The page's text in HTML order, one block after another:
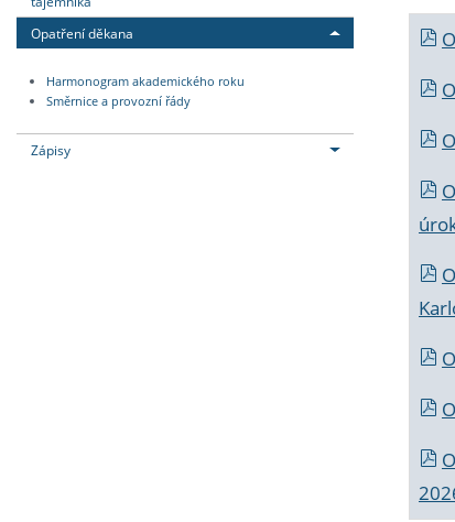
Opatření děkana
Harmonogram akademického roku
Směrnice a provozní řády
Zápisy